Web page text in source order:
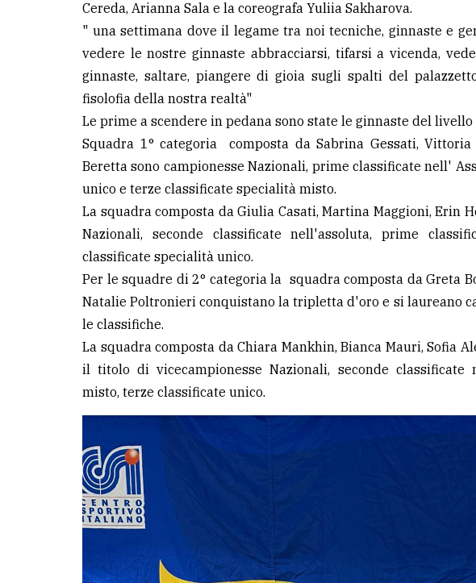
Cereda, Arianna Sala e la coreografa Yuliia Sakharova.
" una settimana dove il legame tra noi tecniche, ginnaste e
vedere le nostre ginnaste abbracciarsi, tifarsi a vicenda,
ginnaste, saltare, piangere di gioia sugli spalti del
fisolofia della nostra realtà"
Le prime a scendere in pedana sono state le ginnaste del livello
Squadra 1° categoria composta da Sabrina Gessati,
Beretta sono campionesse Nazionali, prime classificate nell'
unico e terze classificate specialità misto.
La ⁠squadra composta da Giulia Casati, Martina Maggioni, Erin
Nazionali, seconde classificate nell'assoluta, prime
classificate specialità unico.
Per le squadre di 2° categoria la squadra composta da Greta
Natalie Poltronieri conquistano la tripletta d'oro e si laureano
le classifiche.
La squadra composta da Chiara Mankhin, Bianca Mauri, Sofia
il titolo di vicecampionesse Nazionali, seconde classificate
misto, terze classificate unico.